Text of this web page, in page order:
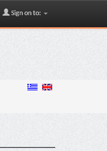
Sign on to: